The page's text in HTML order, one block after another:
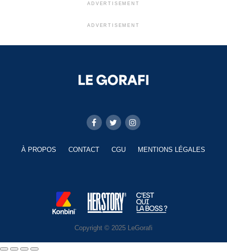
ADVERTISEMENT
ADVERTISEMENT
À PROPOS CONTACT CGU MENTIONS LÉGALES
Copyright © 2025 LeGorafi